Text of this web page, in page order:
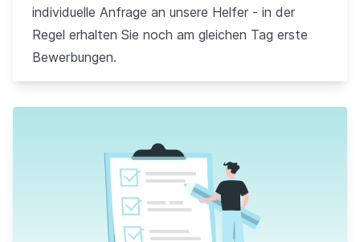
individuelle Anfrage an unsere Helfer - in der
Regel erhalten Sie noch am gleichen Tag erste
Bewerbungen.